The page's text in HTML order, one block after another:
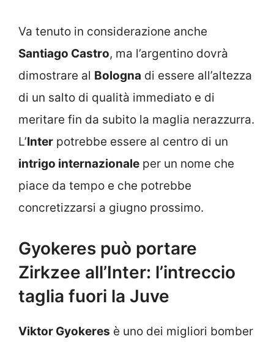
Va tenuto in considerazione anche
Santiago Castro, ma l’argentino dovrà
dimostrare al Bologna di essere all’altezza
di un salto di qualità immediato e di
meritare fin da subito la maglia nerazzurra.
L’Inter potrebbe essere al centro di un
intrigo internazionale per un nome che
piace da tempo e che potrebbe
concretizzarsi a giugno prossimo.
Gyokeres può portare
Zirkzee all’Inter: l’intreccio
taglia fuori la Juve
Viktor Gyokeres è uno dei migliori bomber